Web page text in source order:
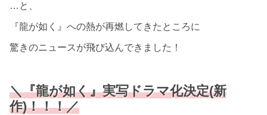
…と、
『龍が如く』への熱が再燃してきたところに
驚きのニュースが飛び込んできました！
＼『龍が如く』実写ドラマ化決定(新
作)！！！／